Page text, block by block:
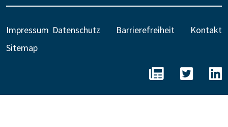
Impressum Datenschutz Barrierefreiheit
Kontakt
Sitemap
BEE - Unseren
BEE